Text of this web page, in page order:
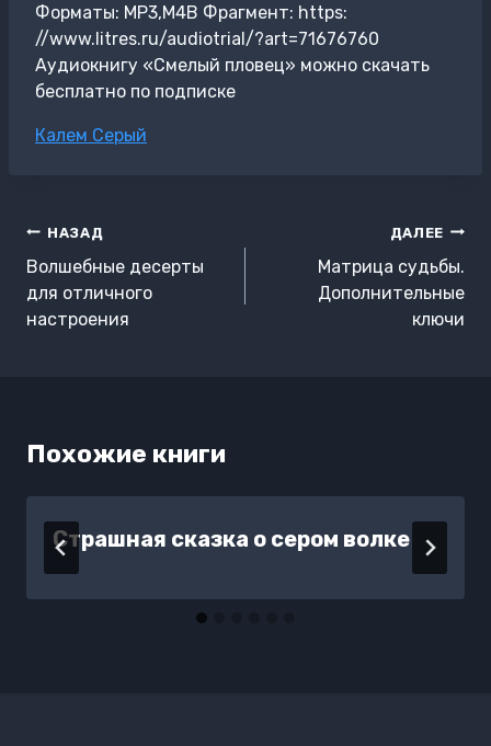
Форматы: MP3,M4B Фрагмент: https:
//www.litres.ru/audiotrial/?art=71676760
Аудиокнигу «Смелый пловец» можно скачать
бесплатно по подписке
Метки
Калем Серый
Навигация
по
записям
НАЗАД
Волшебные десерты
для отличного
настроения
ДАЛЕЕ
Матрица судьбы.
Дополнительные
ключи
Похожие книги
Страшная сказка о сером волке